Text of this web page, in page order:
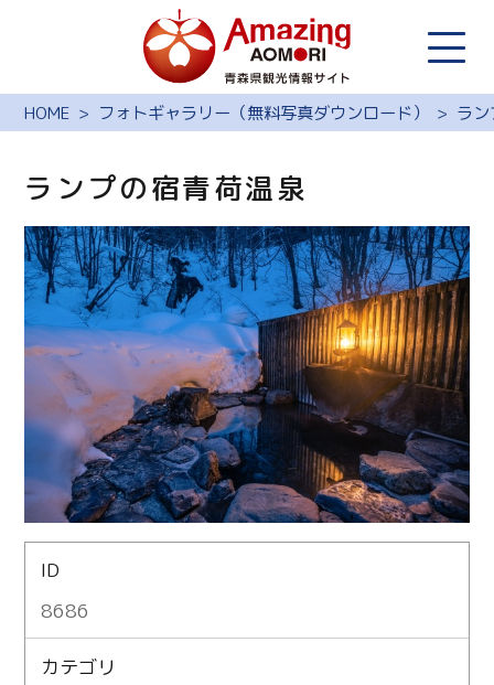
HOME フォトギャラリー（無料写真ダウンロード） ラ
ランプの宿青荷温泉
ID
8686
カテゴリ